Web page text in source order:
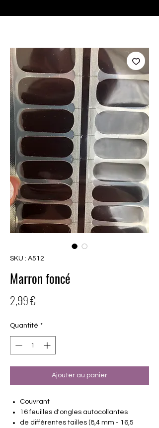
SKU : A512
Marron foncé
2,99 €
Quantité *
Ajouter au panier
Couvrant
16 feuilles d'ongles autocollantes
de différentes tailles (8,4 mm - 16,5